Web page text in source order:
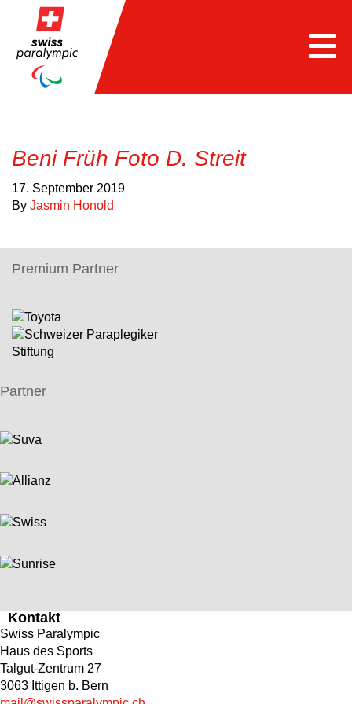
Beni Früh Foto D. Streit
17. September 2019
By Jasmin Honold
Premium Partner
Partner
Kontakt
Swiss Paralympic
Haus des Sports
Talgut-Zentrum 27
3063 Ittigen b. Bern